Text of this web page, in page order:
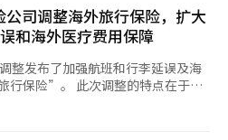
间来运营，而非大型超市直接经
管理负担较大，将非食品类商品交给
收益。大创也通过入驻拥有停车场
客接触点。大创在易买得的157家
的112家门店中入驻了90家。 易
价生活杂货的扩展，被分析为在高
过强化生活杂货、时尚和美妆商
。在其中一家中餐馆，记者确认了
人炸酱面5000韩元，学生3000韩
人士B先生表示：“通过外食应用
好几次了，不仅在节省餐费上提供
藏的性价比美食，乐趣也不少。”
完的食品进行折扣销售的折扣平台
韩元。考虑到在普通社区医院就诊
费一年大约在15万韩元左右，这
后，金某表示：“通过温暖支付享受
元，感觉很满意。”当天，钟路5
，年轻人的身影不断涌入。许多脱
和医生开处方的时间短至30秒。曾
子上坐下之前，处方就已经结束。
公司调整海外旅行保险，扩大
和海外医疗费用保障
整发布了加强航班和行李延误及海
整的特点在于，
新命名了计划名称并调整了保障结